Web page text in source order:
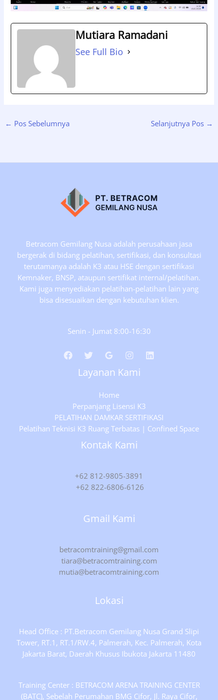
Mutiara Ramadani
See Full Bio
← Pos Sebelumnya Selanjutnya Pos →
Betracom Gemilang Nusa adalah perusahaan jasa
bergerak di bidang pelatihan, sertifikasi, dan konsultasi
terutamanya adalah K3 atau HSE dengan sertifikasi
Kemnaker, BNSP, ataupun sertifikat internal/pelatihan.
Kami juga menyediakan pelatihan-pelatihan lain yang
bisa disesuaikan dengan kebutuhan klien.
Senin - Jumat 8:00-16:30
Layanan Kami
Home
Perpanjang Lisensi K3
PELATIHAN DAMKAR SERTIFIKASI
Pelatihan Teknisi K3 Ruang Terbatas | Confined Space
Kontak Kami
+62 812-9805-3891
+62 822-6806-6126
Gmail Kami
betracomtraining@gmail.com
tiara@betracomtraining.com
mutia@betracomtraining.com
Lokasi
Head Office : PT.Betracom Gemilang Nusa Grand Slipi
Tower, RT.1, RT.1/RW.4, Palmerah, Kec. Palmerah, Kota
Jakarta Barat, Daerah Khusus Ibukota Jakarta 11480
Training Center : BETRACOM ARENA TRAINING CENTER
(BATC), Sebelah Perumahan BMG Cifor, Jl. Raya Cifor,